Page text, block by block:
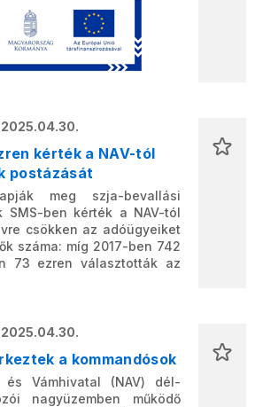
2025.04.30.
kérték a NAV-tól
postázását
meg szja-bevallási
SMS-ben kérték a NAV-tól
csökken az adóügyeiket
száma: míg 2017-ben 742
73 ezren választották az
2025.04.30.
a kommandósok
Vámhivatal (NAV) dél-
nagyüzemben működő